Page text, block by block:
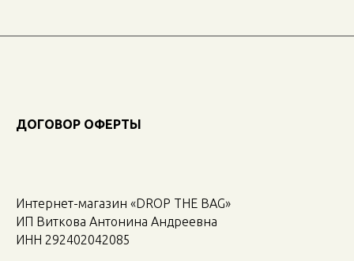
ДОГОВОР ОФЕРТЫ
Интернет-магазин «DROP THE BAG»
ИП Виткова Антонина Андреевна
ИНН 292402042085